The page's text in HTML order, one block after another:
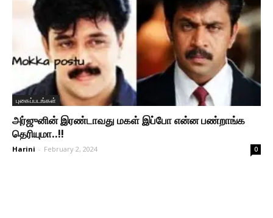
புகைப்படங்கள்
அர்ஜுனின் இரண்டாவது மகள் இப்போ என்ன பண்றாங்க
தெரியுமா..!!
Harini - February 2, 2024 0